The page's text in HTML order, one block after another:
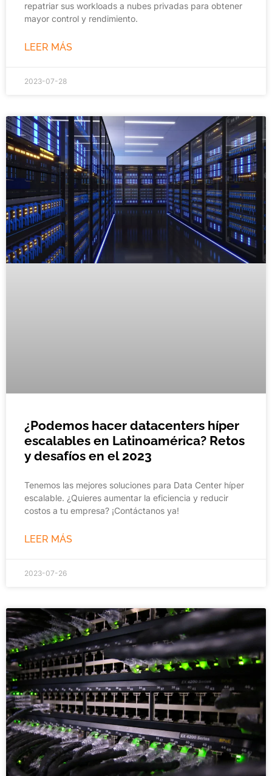
repatriar sus workloads a nubes privadas para obtener
mayor control y rendimiento.
LEER MÁS
2023-07-28
¿Podemos hacer datacenters híper
escalables en Latinoamérica? Retos
y desafíos en el 2023
Tenemos las mejores soluciones para Data Center híper
escalable. ¿Quieres aumentar la eficiencia y reducir
costos a tu empresa? ¡Contáctanos ya!
LEER MÁS
2023-07-26